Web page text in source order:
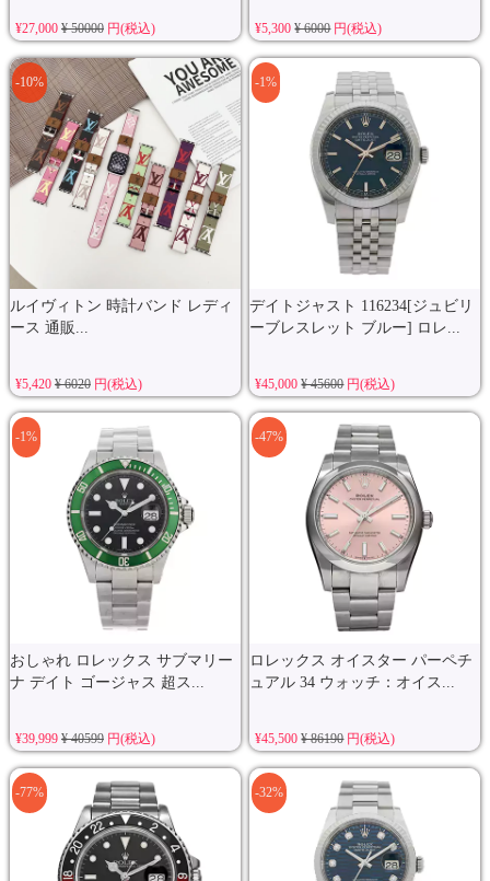
¥27,000 ¥ 50000円(税込) ¥5,300¥ 6000円(税込)
ルイヴィトン 時計バンド レディ
ース 通販...
-10%
¥5,420 ¥ 6020円(税込)
デイトジャスト 116234[ジュビリ
ーブレスレット ブルー] ロレ...
-1%
¥45,000¥ 45600円(税込)
おしゃれ ロレックス サブマリー
ナ デイト ゴージャス 超ス...
-1%
¥39,999 ¥ 40599円(税込)
ロレックス オイスター パーペチ
ュアル 34 ウォッチ：オイス...
-47%
¥45,500¥ 86190円(税込)
-77% -32%